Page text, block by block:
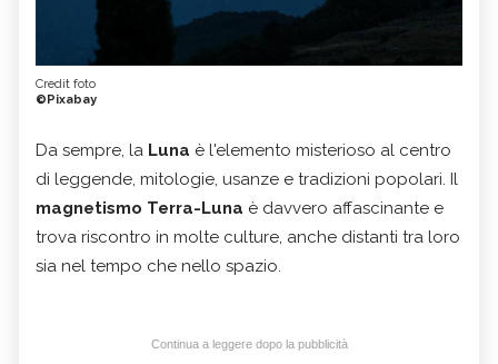
Credit foto
©Pixabay
Da sempre, la Luna è l'elemento misterioso al centro
di leggende, mitologie, usanze e tradizioni popolari. Il
magnetismo Terra-Luna è davvero affascinante e
trova riscontro in molte culture, anche distanti tra loro
sia nel tempo che nello spazio.
Continua a leggere dopo la pubblicità